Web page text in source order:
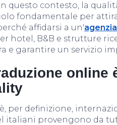
questo contesto, la
fondamentale per
affidarsi a un'
hotel, B&B e strutture
e garantire un servizio
online
per definizione,
italiani provengono da